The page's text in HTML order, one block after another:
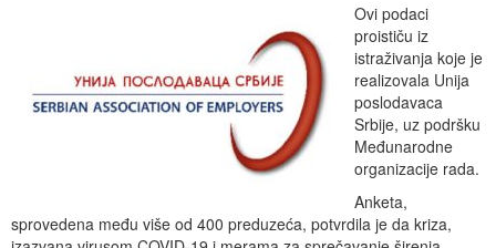
Ovi podaci
proističu iz
istraživanja koje je
realizovala Unija
poslodavaca
Srbije, uz podršku
Međunarodne
organizacije rada.
Anketa,
sprovedena među više od 400 preduzeća, potvrdila je da kriza,